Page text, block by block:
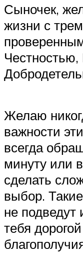
Сыночек,
жизни с
Желаю
важности
всегда
минуту или
сделать
выбор.
не подведут
тебя